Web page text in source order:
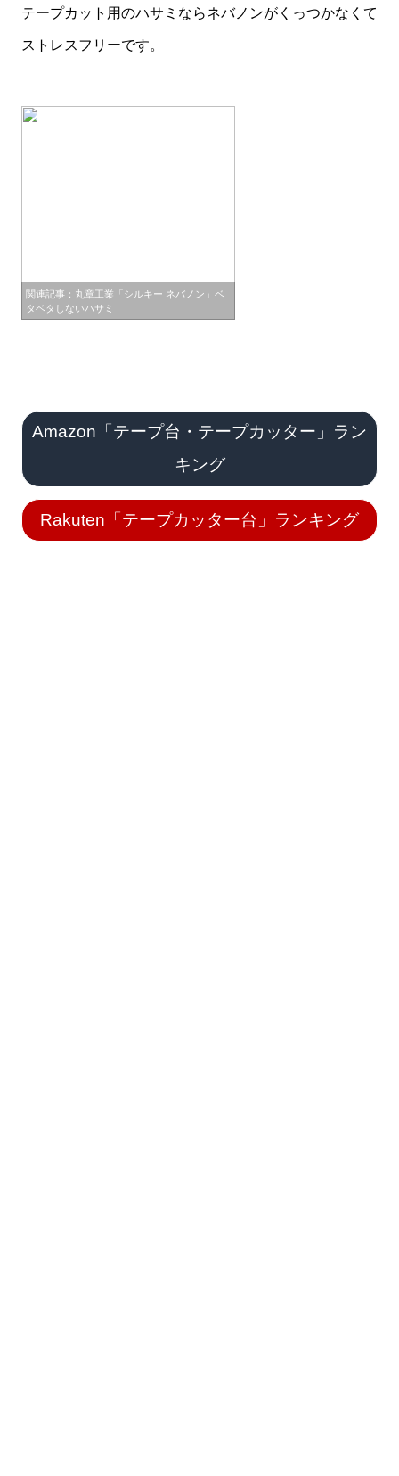
テープカット用のハサミならネバノンがくっつかなくて
ストレスフリーです。
関連記事：丸章工業「シルキー ネバノン」ベ
タベタしないハサミ
Amazon「テープ台・テープカッター」ラン
キング
Rakuten「テープカッター台」ランキング